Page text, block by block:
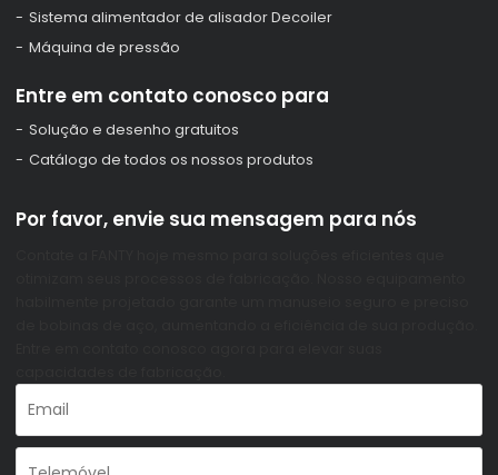
Sistema alimentador de alisador Decoiler
Máquina de pressão
Entre em contato conosco para
Solução e desenho gratuitos
Catálogo de todos os nossos produtos
Por favor, envie sua mensagem para nós